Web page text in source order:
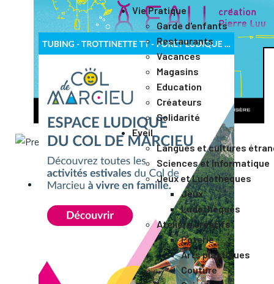
Vie Pratique
Garde d'enfants
Restaurants
Vacances
Magasins
Education
Créateurs
Solidarité
Eveil
Langues et cultures
Sciences et Informatique
Jeux et Ludothèques
Jeux
Ludothèques
Ateliers créatifs
Poterie
Arts plastiques
Couture